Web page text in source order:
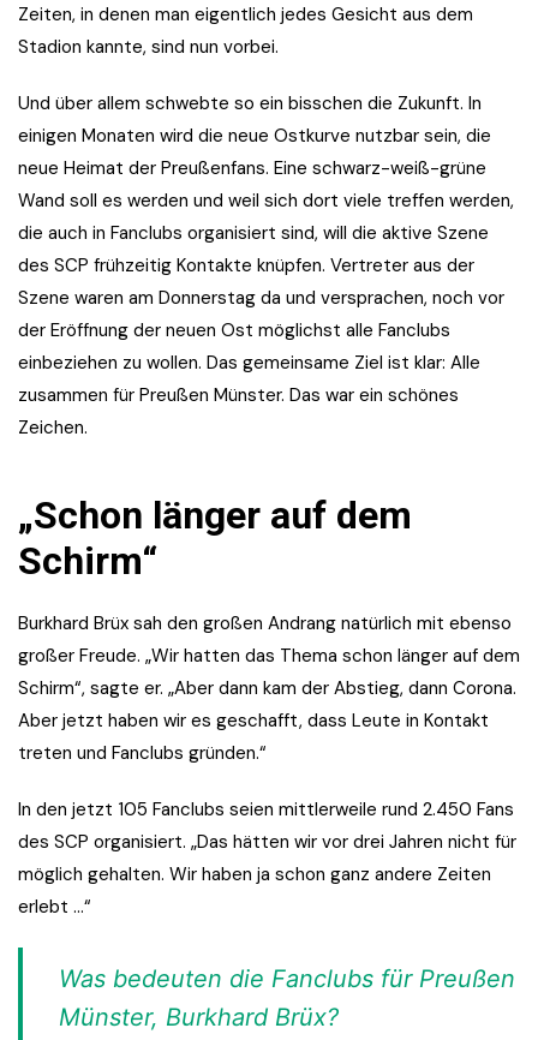
Zeiten, in denen man eigentlich jedes Gesicht aus dem
Stadion kannte, sind nun vorbei.
Und über allem schwebte so ein bisschen die Zukunft. In
einigen Monaten wird die neue Ostkurve nutzbar sein, die
neue Heimat der Preußenfans. Eine schwarz-weiß-grüne
Wand soll es werden und weil sich dort viele treffen werden,
die auch in Fanclubs organisiert sind, will die aktive Szene
des SCP frühzeitig Kontakte knüpfen. Vertreter aus der
Szene waren am Donnerstag da und versprachen, noch vor
der Eröffnung der neuen Ost möglichst alle Fanclubs
einbeziehen zu wollen. Das gemeinsame Ziel ist klar: Alle
zusammen für Preußen Münster. Das war ein schönes
Zeichen.
„Schon länger auf dem
Schirm“
Burkhard Brüx sah den großen Andrang natürlich mit ebenso
großer Freude. „Wir hatten das Thema schon länger auf dem
Schirm“, sagte er. „Aber dann kam der Abstieg, dann Corona.
Aber jetzt haben wir es geschafft, dass Leute in Kontakt
treten und Fanclubs gründen.“
In den jetzt 105 Fanclubs seien mittlerweile rund 2.450 Fans
des SCP organisiert. „Das hätten wir vor drei Jahren nicht für
möglich gehalten. Wir haben ja schon ganz andere Zeiten
erlebt …“
Was bedeuten die Fanclubs für Preußen
Münster, Burkhard Brüx?